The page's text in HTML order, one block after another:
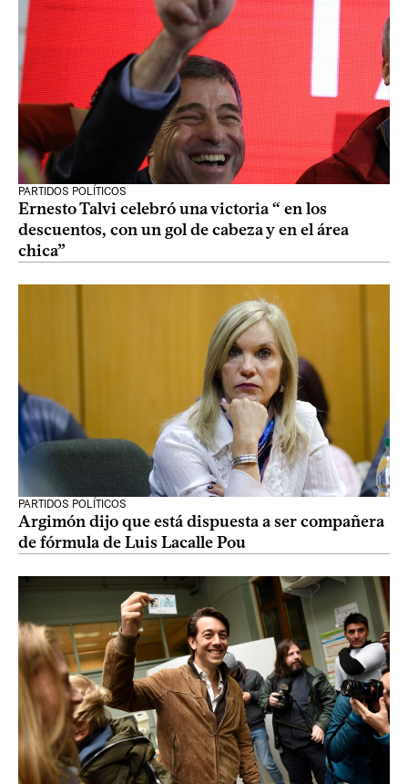
PARTIDOS POLÍTICOS
Ernesto Talvi celebró una victoria “ en los
descuentos, con un gol de cabeza y en el área
chica”
PARTIDOS POLÍTICOS
Argimón dijo que está dispuesta a ser compañera
de fórmula de Luis Lacalle Pou